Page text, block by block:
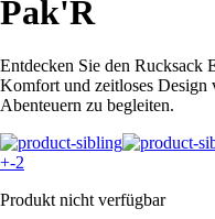
Pak'R
Entdecken Sie den Rucksack
Komfort und zeitloses Design
Abenteuern zu begleiten.
+-2
Produkt nicht verfügbar